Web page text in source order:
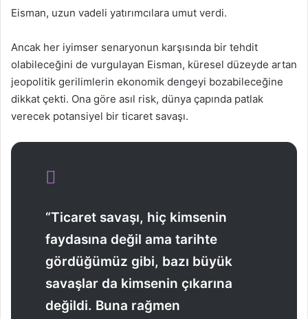
Eisman, uzun vadeli yatırımcılara umut verdi.
Ancak her iyimser senaryonun karşısında bir tehdit
olabileceğini de vurgulayan Eisman, küresel düzeyde artan
jeopolitik gerilimlerin ekonomik dengeyi bozabileceğine
dikkat çekti. Ona göre asıl risk, dünya çapında patlak
verecek potansiyel bir ticaret savaşı.
“Ticaret savaşı, hiç kimsenin
faydasına değil ama tarihte
gördüğümüz gibi, bazı büyük
savaşlar da kimsenin çıkarına
değildi. Buna rağmen